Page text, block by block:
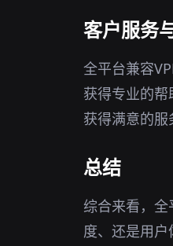
客户服务
全平台兼容
获得专业的
获得满意的服
总结
综合来看，
度、还是用